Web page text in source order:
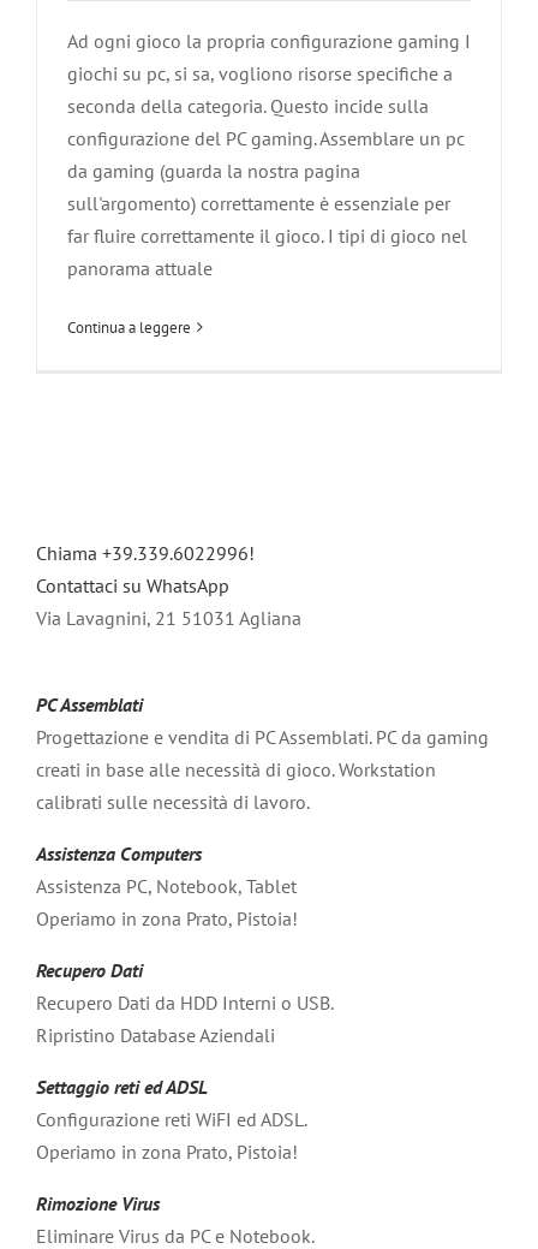
Ad ogni gioco la propria configurazione gaming I
giochi su pc, si sa, vogliono risorse specifiche a
seconda della categoria. Questo incide sulla
configurazione del PC gaming. Assemblare un pc
da gaming (guarda la nostra pagina
sull'argomento) correttamente è essenziale per
far fluire correttamente il gioco. I tipi di gioco nel
panorama attuale
Continua a leggere
Chiama +39.339.6022996!
Contattaci su WhatsApp
Via Lavagnini, 21 51031 Agliana
PC Assemblati
Progettazione e vendita di PC Assemblati. PC da gaming
creati in base alle necessità di gioco. Workstation
calibrati sulle necessità di lavoro.
Assistenza Computers
Assistenza PC, Notebook, Tablet
Operiamo in zona Prato, Pistoia!
Recupero Dati
Recupero Dati da HDD Interni o USB.
Ripristino Database Aziendali
Settaggio reti ed ADSL
Configurazione reti WiFI ed ADSL.
Operiamo in zona Prato, Pistoia!
Rimozione Virus
Eliminare Virus da PC e Notebook.